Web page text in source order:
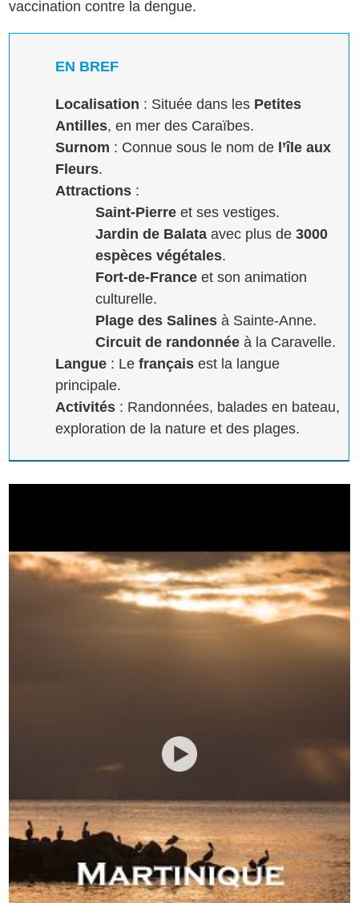
vaccination contre la dengue.
EN BREF
Localisation : Située dans les Petites
Antilles, en mer des Caraïbes.
Surnom : Connue sous le nom de l’île aux
Fleurs.
Attractions :
Saint-Pierre et ses vestiges.
Jardin de Balata avec plus de3000
espèces végétales.
Fort-de-France et son animation
culturelle.
Plage des Salines à Sainte-Anne.
Circuit de randonnée à la Caravelle.
Langue : Lefrançais est la langue
principale.
Activités : Randonnées, balades en bateau,
exploration de la nature et des plages.